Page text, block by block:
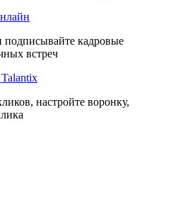
подписывайте кадровые
встреч
Talantix
настройте воронку,